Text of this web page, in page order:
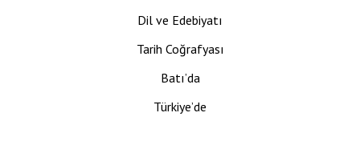
Dil ve Edebiyatı
Tarih Coğrafyası
Batı’da
Türkiye’de